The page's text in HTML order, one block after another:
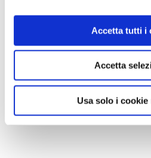
Accetta tutti i
Accetta
Usa solo i cookie